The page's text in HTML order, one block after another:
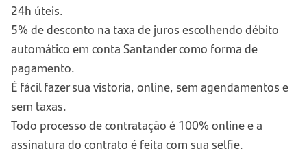
24h úteis.
5% de desconto na taxa de juros escolhendo débito
automático em conta Santander como forma de
pagamento.
É fácil fazer sua vistoria, online, sem agendamentos e
sem taxas.
Todo processo de contratação é 100% online e a
assinatura do contrato é feita com sua selfie.